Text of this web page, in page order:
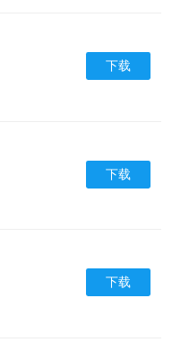
下载
下载
下载